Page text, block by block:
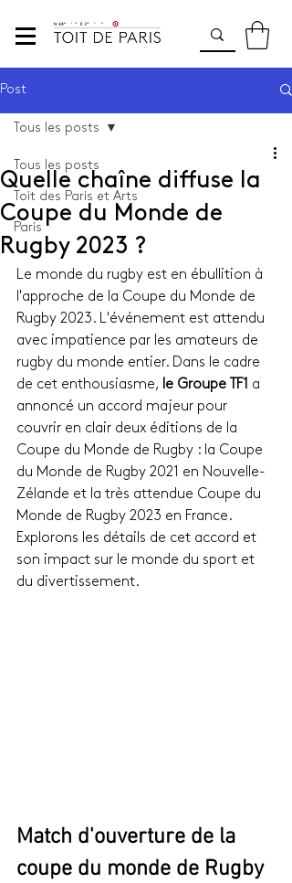
Post
Tous les posts
Toit des Paris et Arts
Paris
Tous les posts
Quelle chaîne diffuse la
Coupe du Monde de
Rugby 2023 ?
Le monde du rugby est en ébullition à
l'approche de la Coupe du Monde de
Rugby 2023. L'événement est attendu
avec impatience par les amateurs de
rugby du monde entier. Dans le cadre
de cet enthousiasme, le Groupe TF1 a
annoncé un accord majeur pour
couvrir en clair deux éditions de la
Coupe du Monde de Rugby : la Coupe
du Monde de Rugby 2021 en Nouvelle-
Zélande et la très attendue Coupe du
Monde de Rugby 2023 en France.
Explorons les détails de cet accord et
son impact sur le monde du sport et
du divertissement.
Match d'ouverture de la
coupe du monde de Rugby